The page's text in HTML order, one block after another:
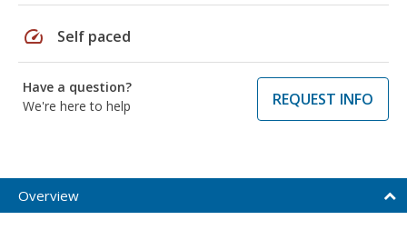
speed Self paced
Have a question?
We're here to help
REQUEST INFO
Overview